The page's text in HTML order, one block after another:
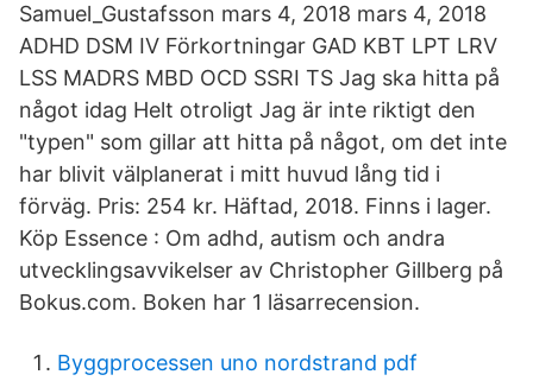
Samuel_Gustafsson mars 4, 2018 mars 4, 2018
ADHD DSM IV Förkortningar GAD KBT LPT LRV
LSS MADRS MBD OCD SSRI TS Jag ska hitta på
något idag Helt otroligt Jag är inte riktigt den
"typen" som gillar att hitta på något, om det inte
har blivit välplanerat i mitt huvud lång tid i
förväg. Pris: 254 kr. Häftad, 2018. Finns i lager.
Köp Essence : Om adhd, autism och andra
utvecklingsavvikelser av Christopher Gillberg på
Bokus.com. Boken har 1 läsarrecension.
Byggprocessen uno nordstrand pdf